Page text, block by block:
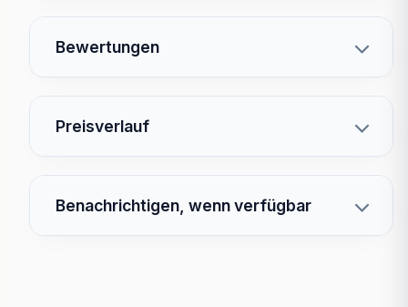
Bewertungen
Preisverlauf
Benachrichtigen, wenn verfügbar